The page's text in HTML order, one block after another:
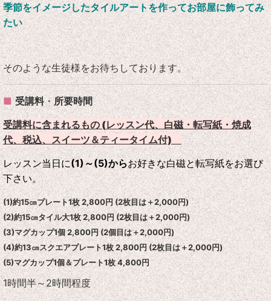
季節をイメージしたタイルアートを作ってお部屋に飾ってみ
たい
そのような生徒様をお待ちしております。
■受講料・所要時間
受講料に含まれるもの (レッスン代、白磁・転写紙・焼成
代、税込、スイーツ＆ティータイム付)
レッスン当日に(1)～(5)からお好きな白磁と転写紙をお選び
下さい。
(1)約15㎝プレート1枚 2,800円 (2枚目は＋2,000円)
(2)約15㎝タイル大1枚 2,800円 (2枚目は＋2,000円)
(3)マグカップ1個 2,800円 (2個目は＋2,000円)
(4)約13㎝スクエアプレート1枚 2,800円 (2枚目は＋2,000円)
(5)マグカップ1個＆プレート1枚 4,800円
1時間半～2時間程度